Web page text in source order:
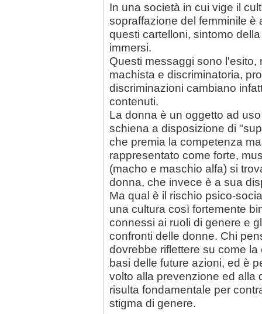
In una società in cui vige il
sopraffazione del femminile
questi cartelloni, sintomo
immersi.
Questi messaggi sono l'esito,
machista e discriminatoria,
discriminazioni cambiano
contenuti.
La donna è un oggetto ad
schiena a disposizione di
che premia la competenza
rappresentato come forte,
(macho e maschio alfa) si
donna, che invece è a sua
Ma qual è il rischio psico-
una cultura così fortemente
connessi ai ruoli di genere e
confronti delle donne. Chi
dovrebbe riflettere su come
basi delle future azioni, ed è
volto alla prevenzione ed alla
risulta fondamentale per
stigma di genere.